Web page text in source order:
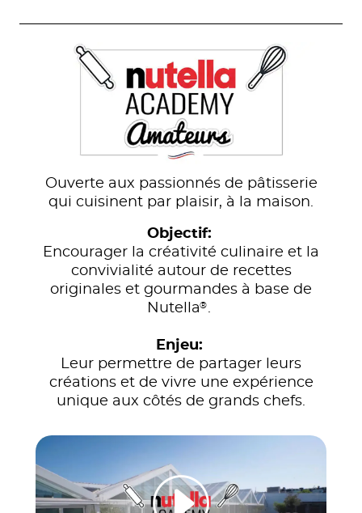
Ouverte aux passionnés de pâtisserie
qui cuisinent par plaisir, à la maison.
Objectif:
Encourager la créativité culinaire et la
convivialité autour de recettes
originales et gourmandes à base de
Nutella®.
Enjeu:
Leur permettre de partager leurs
créations et de vivre une expérience
unique aux côtés de grands chefs.